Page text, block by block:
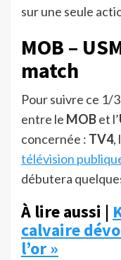
sur une seule
MOB –
match
Pour suivre ce 1/
entre le MOBet l’
concernée : TV4,
télévision
débutera
À lire aussi |
calvaire
l’or »